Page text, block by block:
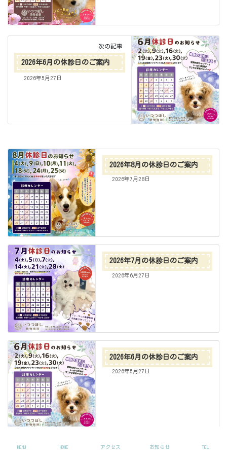
次の記事
2026年6月の休診日のご案内
2026年5月27日
2026年8月の休診日のご案内
2026年7月28日
2026年7月の休診日のご案内
2026年6月27日
2026年6月の休診日のご案内
2026年5月27日
MENU HOME アクセス お知らせ TEL